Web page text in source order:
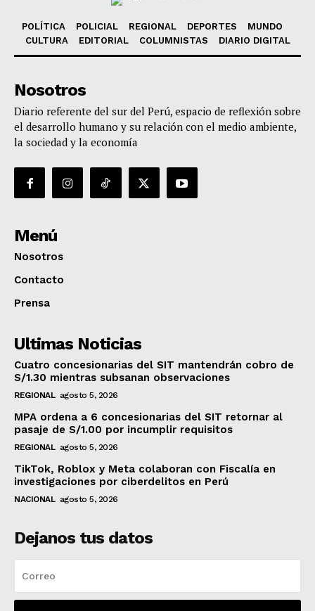
POLÍTICA POLICIAL REGIONAL DEPORTES
MUNDO
CULTURA
EDITORIAL COLUMNISTAS DIARIO DIGITAL
Nosotros
Diario referente del sur del Perú, espacio de reflexión sobre
el desarrollo humano y su relación con el medio ambiente,
la sociedad y la economía
Menú
Nosotros
Contacto
Prensa
Ultimas Noticias
Cuatro concesionarias del SIT mantendrán cobro de
S/1.30 mientras subsanan observaciones
REGIONAL agosto 5, 2026
MPA ordena a 6 concesionarias del SIT retornar al
pasaje de S/1.00 por incumplir requisitos
REGIONAL agosto 5, 2026
TikTok, Roblox y Meta colaboran con Fiscalía en
investigaciones por ciberdelitos en Perú
NACIONAL agosto 5, 2026
Dejanos tus datos